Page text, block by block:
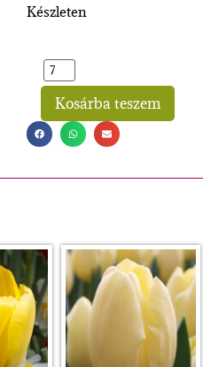
Készleten
Kosárba teszem
Alternative: